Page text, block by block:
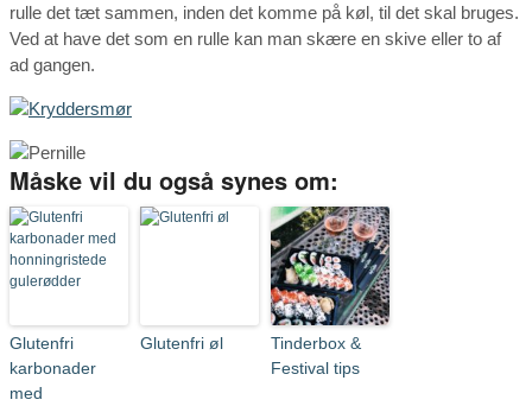
rulle det tæt sammen, inden det komme på køl, til det skal bruges.
Ved at have det som en rulle kan man skære en skive eller to af
ad gangen.
Måske vil du også synes om:
Glutenfri
karbonader
med
Glutenfri øl
Tinderbox &
Festival tips